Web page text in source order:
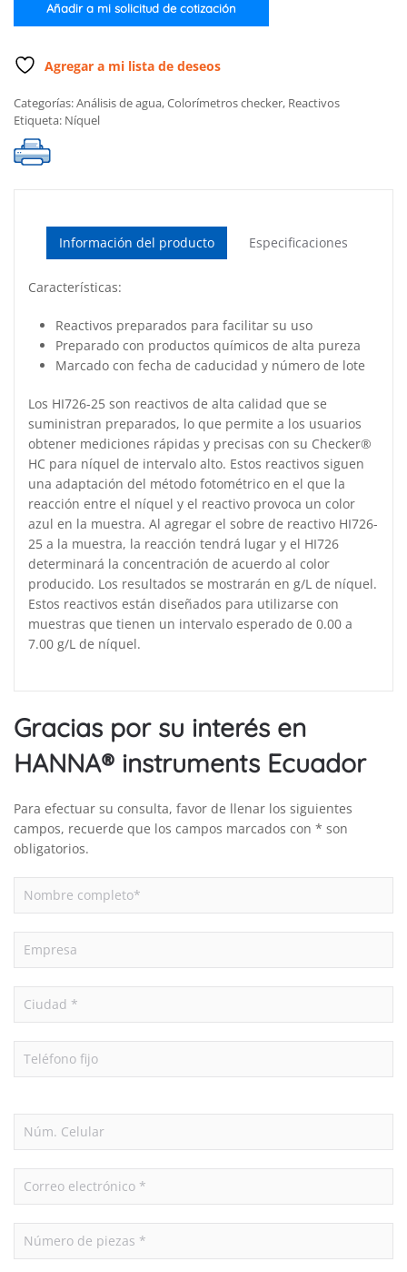
intervalo
alto
pruebas)
Añadir a mi solicitud de cotización
Agregar a mi lista de deseos
Categorías:Análisis de agua,Colorímetros checker, Reactivos
Etiqueta: Níquel
Información del producto Especificaciones
Características:
Reactivos preparados para facilitar su uso
Preparado con productos químicos de alta pureza
Marcado con fecha de caducidad y número de lote
Los HI726-25 son reactivos de alta calidad que se
suministran preparados, lo que permite a los usuarios
obtener mediciones rápidas y precisas con su Checker®
HC para níquel de intervalo alto. Estos reactivos siguen
una adaptación del método fotométrico en el que la
reacción entre el níquel y el reactivo provoca un color
azul en la muestra. Al agregar el sobre de reactivo HI726-
25 a la muestra, la reacción tendrá lugar y el HI726
determinará la concentración de acuerdo al color
producido. Los resultados se mostrarán en g/L de níquel.
Estos reactivos están diseñados para utilizarse con
muestras que tienen un intervalo esperado de 0.00 a
7.00 g/L de níquel.
Gracias por su interés en
HANNA® instruments Ecuador
Para efectuar su consulta, favor de llenar los siguientes
campos, recuerde que los campos marcados con * son
obligatorios.